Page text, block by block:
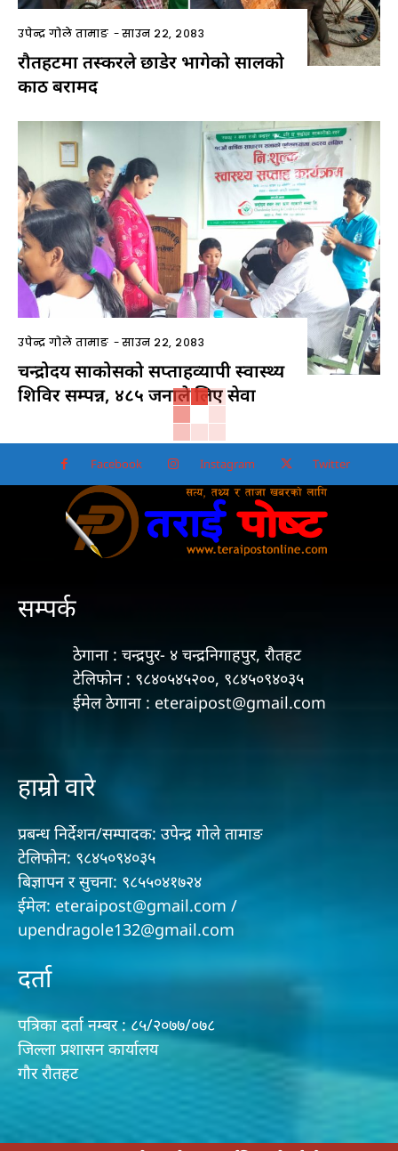
उपेन्द्र गोले तामाङ -साउन २२, २०८३
रौतहटमा तस्करले छाडेर भागेको सालको
काठ बरामद
उपेन्द्र गोले तामाङ -साउन २२, २०८३
चन्द्रोदय साकोसको सप्ताहव्यापी स्वास्थ्य
शिविर सम्पन्न, ४८५ जनाले लिए सेवा
Facebook Instagram Twitter
सम्पर्क
ठेगाना : चन्द्रपुर- ४ चन्द्रनिगाहपुर, रौतहट
टेलिफोन : ९८४०५४५२००, ९८४५०९४०३५
ईमेल ठेगाना : eteraipost@gmail.com
हाम्रो वारे
प्रबन्ध निर्देशन/सम्पादक: उपेन्द्र गोले तामाङ
टेलिफोन: ९८४५०९४०३५
बिज्ञापन र सुचना: ९८५५०४१७२४
ईमेल: eteraipost@gmail.com /
upendragole132@gmail.com
दर्ता
पत्रिका दर्ता नम्बर : ८५/२०७७/०७८
जिल्ला प्रशासन कार्यालय
गौर राैतहट